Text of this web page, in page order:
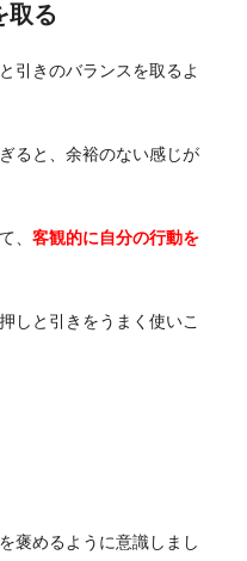
取る
引きのバランスを取るよ
ると、余裕のない感じが
、 客観的に自分の行動を
しと引きをうまく使いこ
褒めるように意識しまし